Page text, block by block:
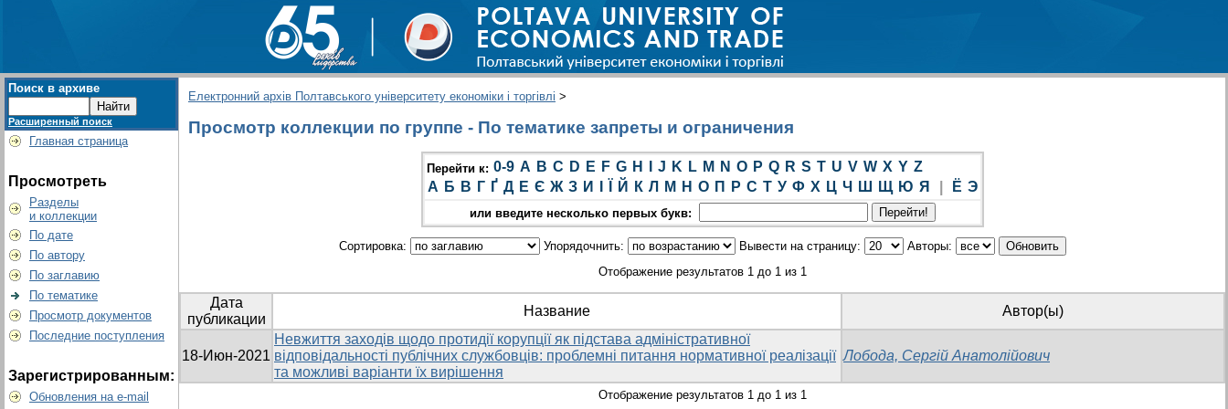
Поиск в архиве
Расширенный поиск
Главная страница
Просмотреть
Разделы
и коллекции
По дате
По автору
По заглавию
По тематике
Просмотр документов
Последние поступления
Зарегистрированным:
Обновления на e-mail
Електронний архів Полтавського університету економіки і торгівлі >
Просмотр коллекции по группе - По тематике запреты и ограничения
Перейти к: 0-9 A B C D E F G H J K L M N O P Q R S T U V W X Y Z
А Б В Г Ґ Д Е Є Ж З И Й К Л М Н О П Р С Т У Ф Х Ц Ч Ш Щ Ю Я Ё Э
или введите несколько первых букв:
Сортировка: Упорядочнить: Вывести на страницу:
Авторы:
Отображение результатов 1 до 1 из 1
Дата
публикации
Название Автор(ы)
18-Июн-2021
Невжиття заходів щодо протидії корупції як підстава адміністративної
відповідальності публічних службовців: проблемні питання нормативної реалізації
та можливі варіанти їх вирішення
Лобода, Сергій Анатолійович
Отображение результатов 1 до 1 из 1